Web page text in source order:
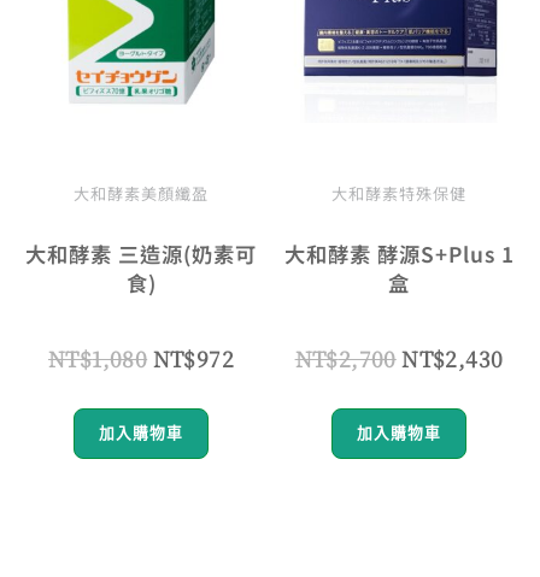
大和酵素美顏纖盈
大和酵素 三造源(奶素可
食)
NT$1,080 NT$972
加入購物車
大和酵素特殊保健
大和酵素 酵源S+Plus 1
盒
NT$2,700NT$2,430
加入購物車